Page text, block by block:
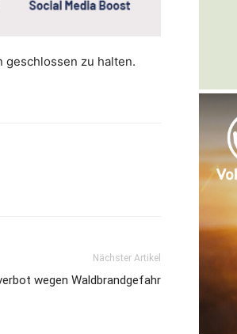
geschlossen zu halten.
Nächster Artikel
wegen Waldbrandgefahr